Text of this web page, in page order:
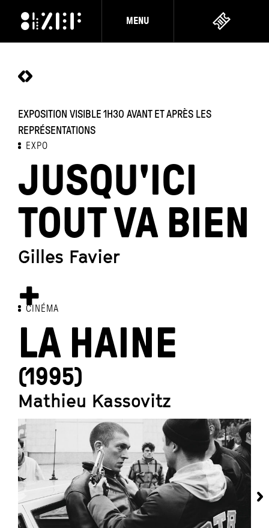
MENU
EXPOSITION VISIBLE 1H30 AVANT ET APRÈS LES
REPRÉSENTATIONS
EXPO
JUSQU'ICI
TOUT VA BIEN
Gilles Favier
CINÉMA
LA HAINE
(1995)
Mathieu Kassovitz